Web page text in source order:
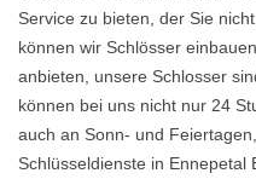
Service zu bieten, der Sie
können wir Schlösser
anbieten, unsere Schlosser
können bei uns nicht nur 24
auch an Sonn- und
Schlüsseldienste in Ennepetal